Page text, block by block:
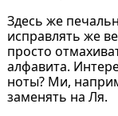
Здесь же
исправлять же
просто
алфавита.
ноты? Ми,
заменять на Ля.